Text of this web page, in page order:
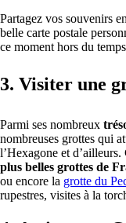
Partagez vos souvenirs
belle carte postale
ce moment hors du
3. Visiter une
Parmi ses nombreux
nombreuses grottes qui
l’Hexagone et
plus belles grottes de
ou encore la grotte du
rupestres, visites à la